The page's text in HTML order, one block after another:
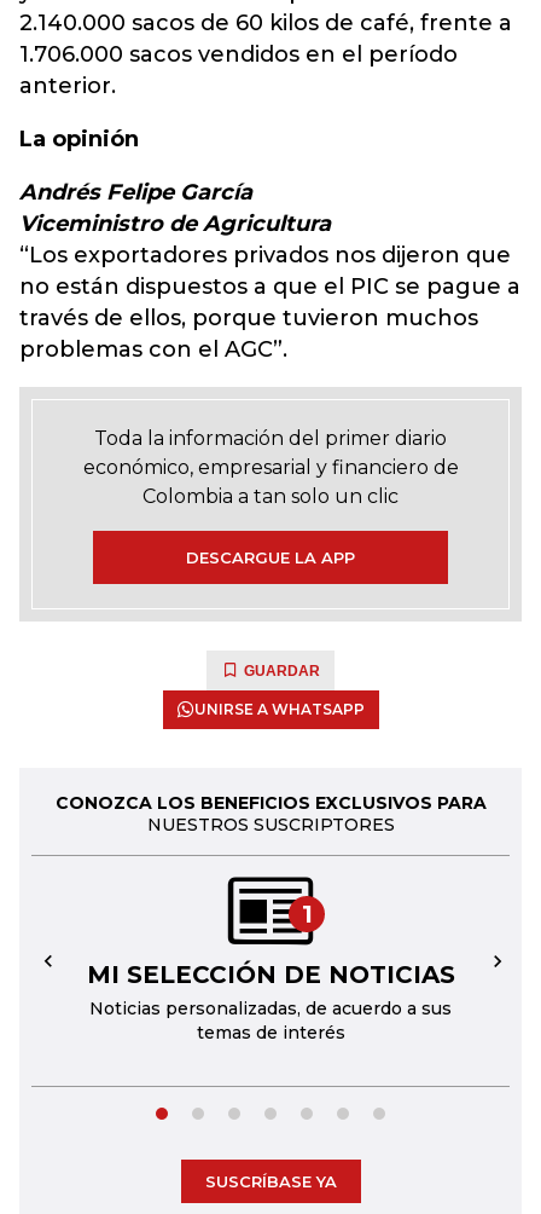
2.140.000 sacos de 60 kilos de café, frente a
1.706.000 sacos vendidos en el período
anterior.
La opinión
Andrés Felipe García
Viceministro de Agricultura
“Los exportadores privados nos dijeron que
no están dispuestos a que el PIC se pague a
través de ellos, porque tuvieron muchos
problemas con el AGC”.
Toda la información del primer diario
económico, empresarial y financiero de
Colombia a tan solo un clic
DESCARGUE LA APP
GUARDAR
UNIRSE A WHATSAPP
CONOZCA LOS BENEFICIOS EXCLUSIVOS PARA
NUESTROS SUSCRIPTORES
1
MI SELECCIÓN DE NOTICIAS
Noticias personalizadas, de acuerdo a sus
temas de interés
← →
SUSCRÍBASE YA